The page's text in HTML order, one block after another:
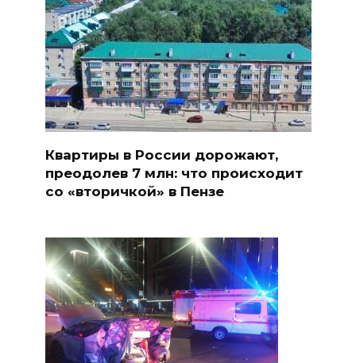
Квартиры в России дорожают,
преодолев 7 млн: что происходит
со «вторичкой» в Пензе